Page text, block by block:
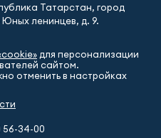
Татарстан, город
ленинцев, д. 9.
для персонализации
сайтом.
отменить в настройках
56-34-00